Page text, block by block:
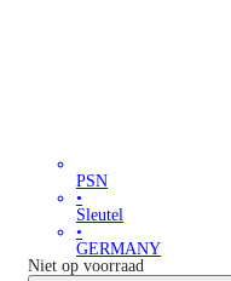
PSN
•
Sleutel
•
GERMANY
Niet op voorraad